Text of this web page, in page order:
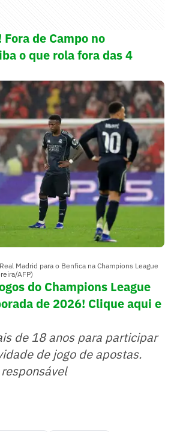
de Campo no
o que rola fora das 4
Madrid para o Benfica na Champions League
AFP)
do Champions League
de 2026! Clique aqui e
de 18 anos para participar
de jogo de apostas.